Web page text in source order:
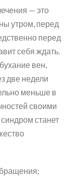
— это
утром, перед
перед
себя ждать.
вен,
две недели
меньше в
своими
станет